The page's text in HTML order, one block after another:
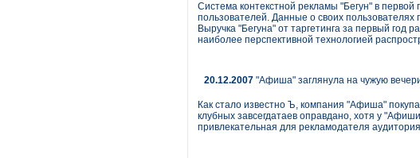
Система контекстной рекламы "Бегун" в первой
пользователей. Данные о своих
Выручка "Бегуна" от таргетинга за первый год
наиболее перспективной технологией
20.12.2007 "Афиша" заглянула на чужую
Как стало известно Ъ, компания "Афиша"
клубных завсегдатаев оправдано, хотя у
привлекательная для рекламодателя